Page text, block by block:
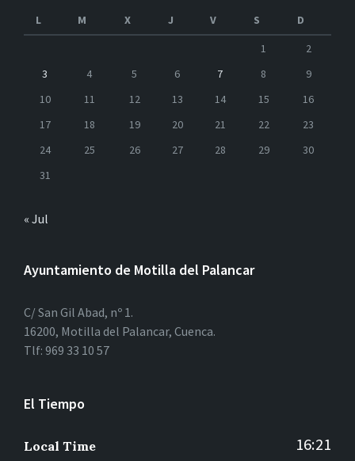
L
M X J V S
D
1
2
3
4 5 6 7 8
9
10
11 12 13 14 15
16
17
18 19 20 21 22
23
24
25 26 27 28 29
30
31
« Jul
Ayuntamiento de Motilla del Palancar
C/ San Gil Abad, nº 1.
16200, Motilla del Palancar, Cuenca.
Tlf: 969 33 10 57
El Tiempo
Local Time 16:21